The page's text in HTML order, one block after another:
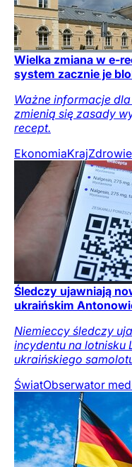
Wielka zmiana w e-
system zacznie je
Ważne informacje
zmienią się zasady
recept.
EkonomiaKrajZdrowie
Śledczy ujawniają
ukraińskim
Niemieccy śledczy
incydentu na lotnisku
ukraińskiego
ŚwiatObserwator